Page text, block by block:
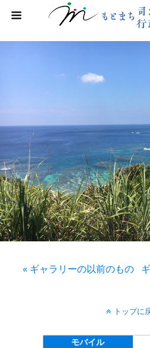
« ギャラリーの以前のもの
トップに
モバイル